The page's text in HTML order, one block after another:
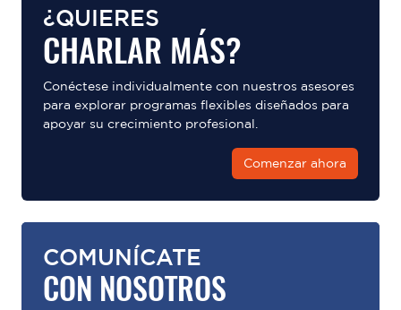
¿QUIERES
CHARLAR MÁS?
Conéctese individualmente con nuestros asesores
para explorar programas flexibles diseñados para
apoyar su crecimiento profesional.
Comenzar ahora
COMUNÍCATE
CON NOSOTROS